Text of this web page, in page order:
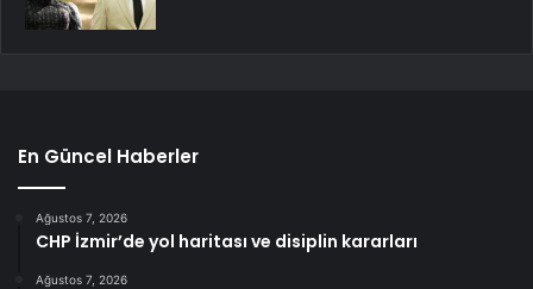
En Güncel Haberler
Ağustos 7, 2026
CHP İzmir’de yol haritası ve disiplin kararları
Ağustos 7, 2026